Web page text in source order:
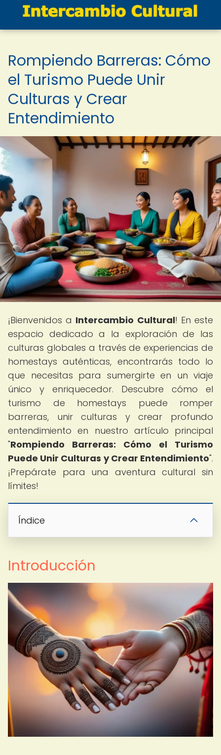
Rompiendo Barreras: Cómo
el Turismo Puede Unir
Culturas y Crear
Entendimiento
¡Bienvenidos a Intercambio Cultural! En este
espacio dedicado a la exploración de las
culturas globales a través de experiencias de
homestays auténticas, encontrarás todo lo
que necesitas para sumergirte en un viaje
único y enriquecedor. Descubre cómo el
turismo de homestays puede romper
barreras, unir culturas y crear profundo
entendimiento en nuestro artículo principal
"Rompiendo Barreras: Cómo el Turismo
Puede Unir Culturas y Crear Entendimiento".
¡Prepárate para una aventura cultural sin
límites!
Índice
Introducción